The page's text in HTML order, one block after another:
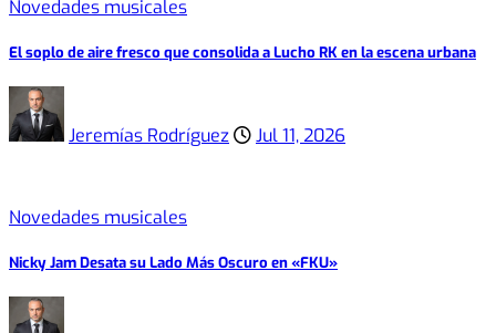
Novedades musicales
El soplo de aire fresco que consolida a Lucho RK en la escena urbana
Jeremías Rodríguez Jul 11, 2026
Novedades musicales
Nicky Jam Desata su Lado Más Oscuro en «FKU»